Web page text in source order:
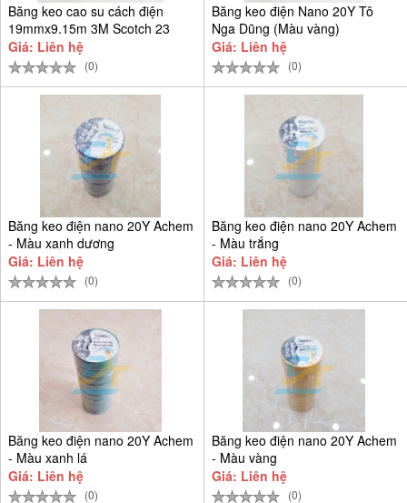
Băng keo cao su cách điện
19mmx9.15m 3M Scotch 23
Giá: Liên hệ
(0)
Băng keo điện Nano 20Y Tô
Nga Dũng (Màu vàng)
Giá: Liên hệ
(0)
Băng keo điện nano 20Y Achem
- Màu xanh dương
Giá: Liên hệ
(0)
Băng keo điện nano 20Y Achem
- Màu trắng
Giá: Liên hệ
(0)
Băng keo điện nano 20Y Achem
- Màu xanh lá
Giá: Liên hệ
(0)
Băng keo điện nano 20Y Achem
- Màu vàng
Giá: Liên hệ
(0)